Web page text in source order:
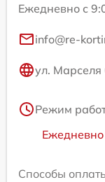
Ежедневно с
info@re-
ул.
Режим
Способы